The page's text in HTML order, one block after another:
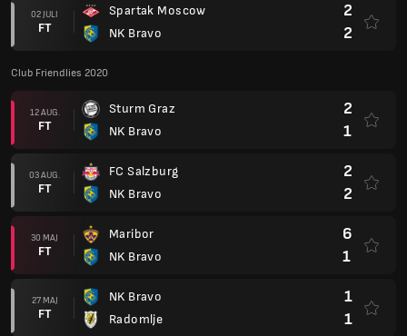
02 JULI
FT
Spartak Moscow
NK Bravo
2
2
Club Friendlies 2020
12 AUG.
FT
Sturm Graz
NK Bravo
2
1
03 AUG.
FT
FC Salzburg
NK Bravo
2
2
30 MAJ
FT
Maribor
NK Bravo
6
1
27 MAJ
FT
NK Bravo
Radomlje
1
1